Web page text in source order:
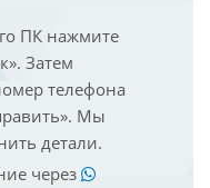
ПК нажмите
Затем
телефона
Мы
детали.
через